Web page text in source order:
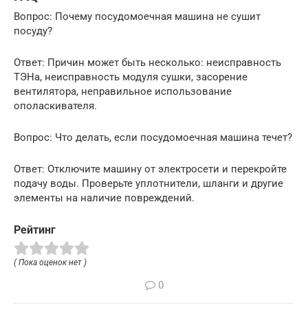
Вопрос: Почему посудомоечная машина не сушит
посуду?
Ответ: Причин может быть несколько: неисправность
ТЭНа, неисправность модуля сушки, засорение
вентилятора, неправильное использование
ополаскивателя.
Вопрос: Что делать, если посудомоечная машина течет?
Ответ: Отключите машину от электросети и перекройте
подачу воды. Проверьте уплотнители, шланги и другие
элементы на наличие повреждений.
Рейтинг
( Пока оценок нет )
0